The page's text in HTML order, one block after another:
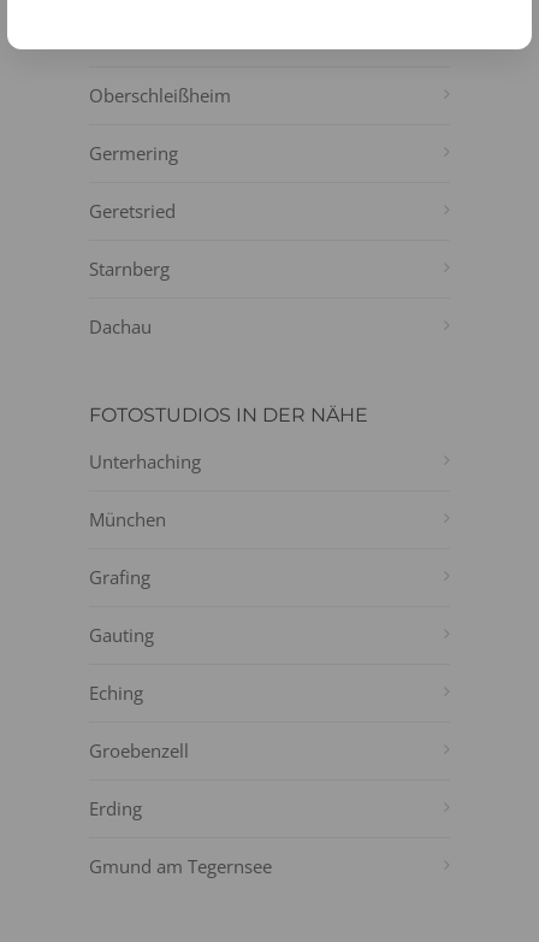
Oberschleißheim
Germering
Geretsried
Starnberg
Dachau
FOTOSTUDIOS IN DER NÄHE
Unterhaching
München
Grafing
Gauting
Eching
Groebenzell
Erding
Gmund am Tegernsee